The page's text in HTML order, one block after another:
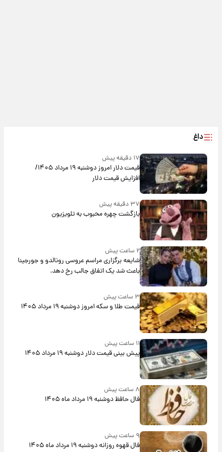
داغ
۱۷ دقیقه پیش
قیمت دلار امروز دوشنبه ۱۹ مرداد ۱۴۰۵/
افزایش قیمت دلار
۳۷ دقیقه پیش
بازگشت چهره محبوب به تلویزیون
۲ ساعت پیش
شایعه برگزاری مراسم عروسی رونالدو و جورجینا
باعث شد یک اتفاق جالب رخ دهد.
۳ ساعت پیش
قیمت طلا و سکه امروز دوشنبه ۱۹ مرداد ۱۴۰۵
۱۱ ساعت پیش
پیش‌ بینی قیمت دلار دوشنبه ۱۹ مرداد ۱۴۰۵
۸ ساعت پیش
فال حافظ دوشنبه ۱۹ مرداد ماه ۱۴۰۵
۹ ساعت پیش
فال قهوه روزانه دوشنبه ۱۹ مرداد ماه ۱۴۰۵